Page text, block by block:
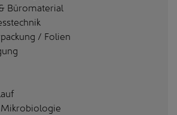
Büromaterial
/ Folien
Mikrobiologie